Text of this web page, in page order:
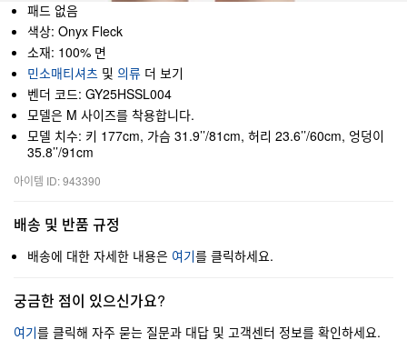
패드 없음
색상: Onyx Fleck
소재: 100% 면
민소매티셔츠 및 의류 더 보기
벤더 코드: GY25HSSL004
모델은 M 사이즈를 착용합니다.
모델 치수: 키 177cm, 가슴 31.9’’/81cm, 허리 23.6’’/60cm, 엉덩이
35.8’’/91cm
아이템 ID: 943390
배송 및 반품 규정
배송에 대한 자세한 내용은 여기를 클릭하세요.
궁금한 점이 있으신가요?
여기를 클릭해 자주 묻는 질문과 대답 및 고객센터 정보를 확인하세요.